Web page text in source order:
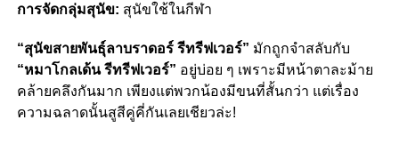
การจัดกลุ่มสุนัข: สุนัขใช้ในกีฬา
“สุนัขสายพันธุ์ลาบราดอร์ รีทรีฟเวอร์” มักถูกจำสลับกับ
“หมาโกลเด้น รีทรีฟเวอร์” อยู่บ่อย ๆ เพราะมีหน้าตาละม้าย
คล้ายคลึงกันมาก เพียงแต่พวกน้องมีขนที่สั้นกว่า แต่เรื่อง
ความฉลาดนั้นสูสีคู่คี่กันเลยเชียวล่ะ!